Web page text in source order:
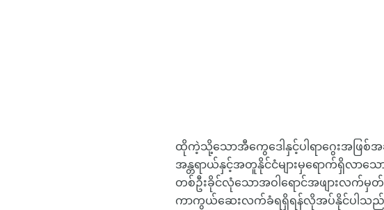
ထိုကဲ့သို့သောအီကွေဒေါနှင့်ပါရာဂွေးအဖြစ်
အန္တရာယ်နှင့်အတူနိုင်ငံများမှရောက်ရှိလာ
တစ်ဦးခိုင်လုံသောအဝါရောင်အဖျားလက်မှ
ကာကွယ်ဆေးလက်ခံရရှိရန်လိုအပ်နိုင်ပါသည်